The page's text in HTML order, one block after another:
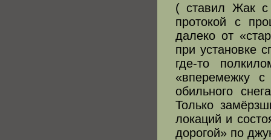
( ставил Жак с
протокой с
далеко от
при установке
где-то
«вперемежку
обильного
Только
локаций и
дорогой» по